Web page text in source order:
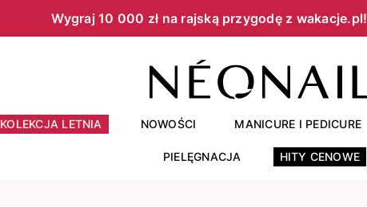
Wygraj 10 000 zł na rajską przygodę z wakacje.pl!​
KOLEKCJA LETNIA NOWOŚCI MANICURE I PEDICURE
PIELĘGNACJA HITY CENOWE